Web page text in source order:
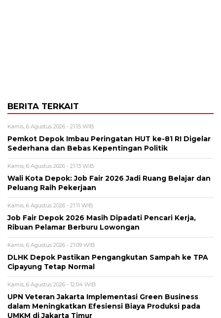
BERITA TERKAIT
Kamis, 6 Agustus 2026 - 21:15 WIB
Pemkot Depok Imbau Peringatan HUT ke-81 RI Digelar
Sederhana dan Bebas Kepentingan Politik
Kamis, 6 Agustus 2026 - 21:13 WIB
Wali Kota Depok: Job Fair 2026 Jadi Ruang Belajar dan
Peluang Raih Pekerjaan
Kamis, 6 Agustus 2026 - 21:11 WIB
Job Fair Depok 2026 Masih Dipadati Pencari Kerja,
Ribuan Pelamar Berburu Lowongan
Kamis, 6 Agustus 2026 - 21:09 WIB
DLHK Depok Pastikan Pengangkutan Sampah ke TPA
Cipayung Tetap Normal
Kamis, 6 Agustus 2026 - 12:04 WIB
UPN Veteran Jakarta Implementasi Green Business
dalam Meningkatkan Efesiensi Biaya Produksi pada
UMKM di Jakarta Timur